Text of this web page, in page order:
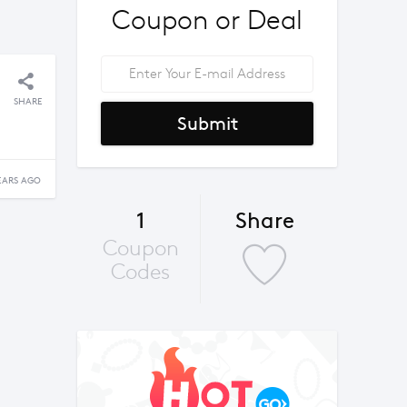
SHARE
AGO
Coupon or Deal
Submit
1
Coupon
Codes
Share